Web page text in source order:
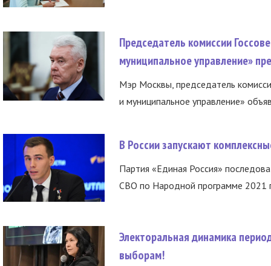
Председатель комиссии
муниципальное управление»
Мэр Москвы, председатель
и муниципальное управление»
В России запускают
Партия «Единая Россия»
СВО по Народной программе 2021
Электоральная динамика
выборам!